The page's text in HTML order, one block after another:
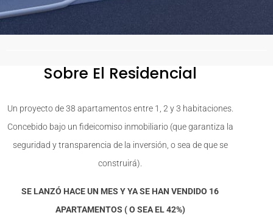
Sobre El Residencial
Un proyecto de 38 apartamentos entre 1, 2 y 3 habitaciones.
Concebido bajo un fideicomiso inmobiliario (que garantiza la
seguridad y transparencia de la inversión, o sea de que se
construirá).
SE LANZÓ HACE UN MES Y YA SE HAN VENDIDO 16
APARTAMENTOS ( O SEA EL 42%)